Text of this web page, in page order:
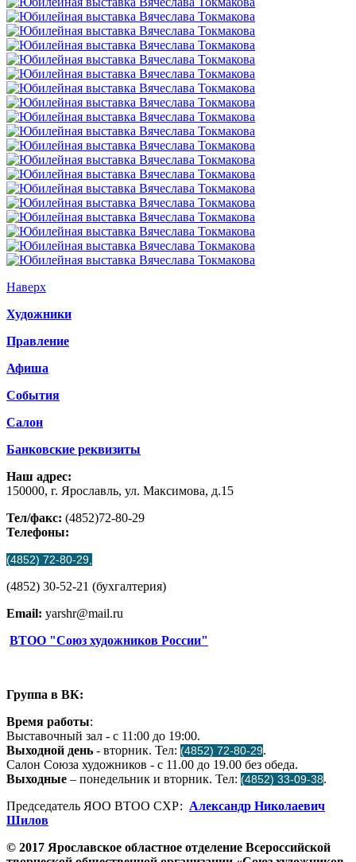
Наверх
Художники
Правление
Афиша
События
Салон
Банковские реквизиты
Наш адрес:
150000, г. Ярославль, ул. Максимова, д.15
Тел/факс: (4852)72-80-29
Телефоны:
(4852) 72-80-29,
(4852) 30-52-21 (бухгалтерия)
Email: yarshr@mail.ru
ВТОО "Союз художников России"
Группа в ВК:
Время работы:
Выставочный зал - с 11:00 до 19:00.
Выходной день - вторник. Тел: (4852) 72-80-29.
Салон Союза художников - с 11.00 до 19.00 без обеда.
Выходные – понедельник и вторник. Тел: (4852) 33-09-38.
Председатель ЯОО ВТОО СХР: Александр Николаевич
Шилов
© 2017 Ярославское областное отделение Всероссийской